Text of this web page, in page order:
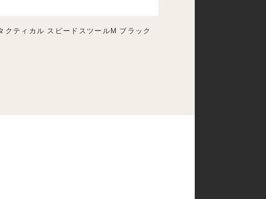
クティカル スピードスツールM ブラック